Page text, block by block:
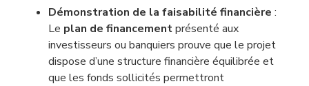
Démonstration de la faisabilité financière :
Le plan de financementprésenté aux
investisseurs ou banquiers prouve que le projet
dispose d’une structure financière équilibrée et
que les fonds sollicités permettront